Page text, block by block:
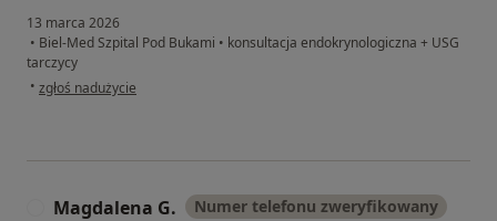
13 marca 2026
• Biel-Med Szpital Pod Bukami • konsultacja endokrynologiczna + USG
tarczycy
• w opinii użytkownika Ewa WYSOCKA
zgłoś nadużycie
Magdalena G. Numer telefonu zweryfikowany